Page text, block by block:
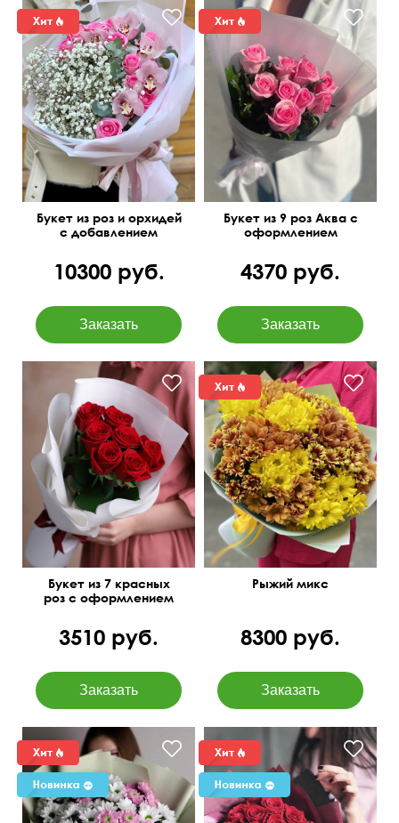
Букет из роз и орхидей
с добавлением
10300 руб.
Букет из 9 роз Аква с
оформлением
4370 руб.
Букет из 7 красных
роз с оформлением
3510 руб.
Рыжий микс
8300 руб.